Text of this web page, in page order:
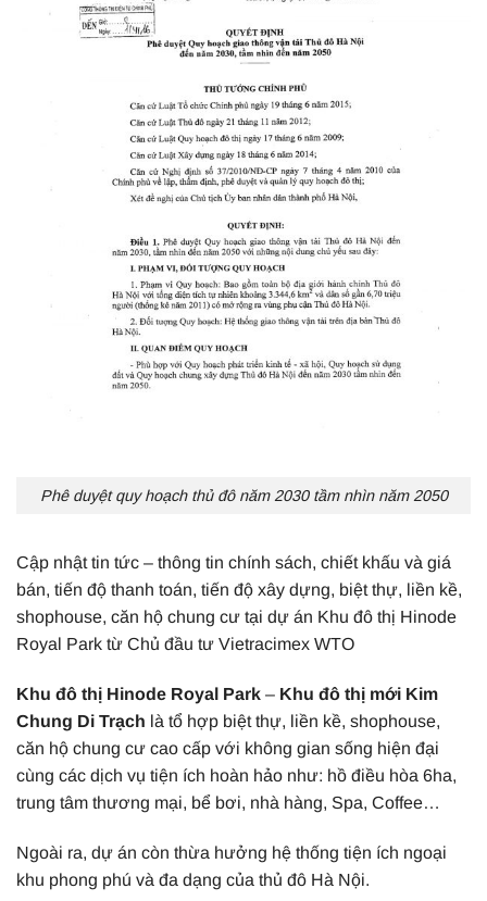
Phê duyệt quy hoạch thủ đô năm 2030 tầm nhìn năm 2050
Cập nhật tin tức – thông tin chính sách, chiết khấu và giá
bán, tiến độ thanh toán, tiến độ xây dựng, biệt thự, liền kề,
shophouse, căn hộ chung cư tại dự án Khu đô thị Hinode
Royal Park từ Chủ đầu tư Vietracimex WTO
Khu đô thị Hinode Royal Park – Khu đô thị mới Kim
Chung Di Trạch là tổ hợp biệt thự, liền kề, shophouse,
căn hộ chung cư cao cấp với không gian sống hiện đại
cùng các dịch vụ tiện ích hoàn hảo như: hồ điều hòa 6ha,
trung tâm thương mại, bể bơi, nhà hàng, Spa, Coffee…
Ngoài ra, dự án còn thừa hưởng hệ thống tiện ích ngoại
khu phong phú và đa dạng của thủ đô Hà Nội.